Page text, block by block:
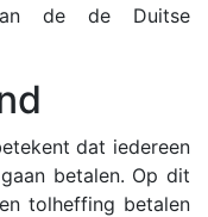
de de Duitse
dat iedereen
betalen. Op dit
tolheffing betalen